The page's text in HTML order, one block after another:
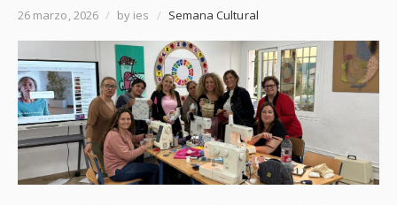
26 marzo, 2026 / by ies / Semana Cultural